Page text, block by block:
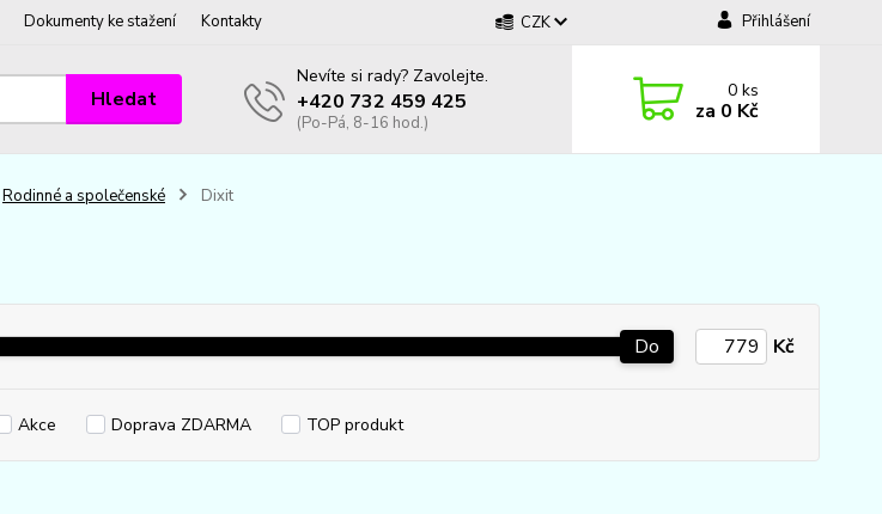
Dokumenty ke stažení Kontakty CZK Přihlášení
Hledat
Nevíte si rady? Zavolejte.
+420 732 459 425
(Po-Pá, 8-16 hod.)
0ks
za 0 Kč
Rodinné a společenské Dixit
Do Kč
Akce Doprava ZDARMA TOP produkt